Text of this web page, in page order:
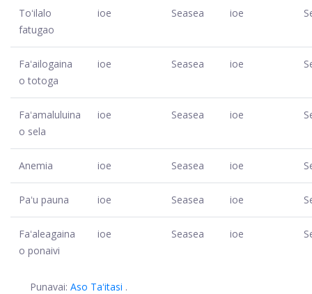
Toʻilalo
fatugao
ioe Seasea ioe
Faʻailogaina
o totoga
ioe Seasea ioe
Faʻamaluluina
o sela
ioe Seasea ioe
Anemia ioe Seasea ioe
Paʻu pauna ioe Seasea ioe
Faʻaleagaina
o ponaivi
ioe Seasea ioe
Punavai: Aso Taʻitasi .